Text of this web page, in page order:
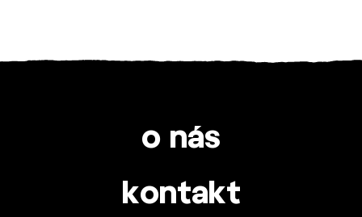
o nás
kontakt